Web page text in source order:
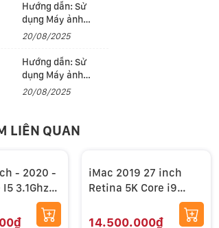
Hướng dẫn: Sử
dụng Máy ảnh
Canon EOS R50 cho
20/08/2025
Hướng dẫn: Sử
dụng Máy ảnh
Canon EOS R50 cho
20/08/2025
LIÊN QUAN
- 2020 -
I5 3.1Ghz
4GB
iMac 2019 27 inch
Retina 5K Core i9
512GB SSD Radeon
14.500.000₫